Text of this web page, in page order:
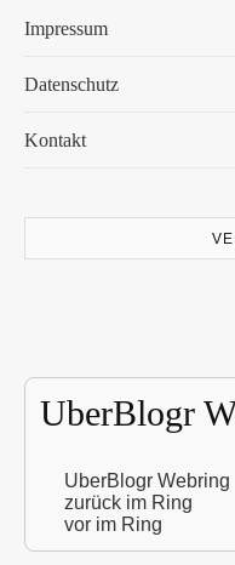
Impressum
Datenschutz
Kontakt
UberBlogr
UberBlogr Webring
zurück im Ring
vor im Ring